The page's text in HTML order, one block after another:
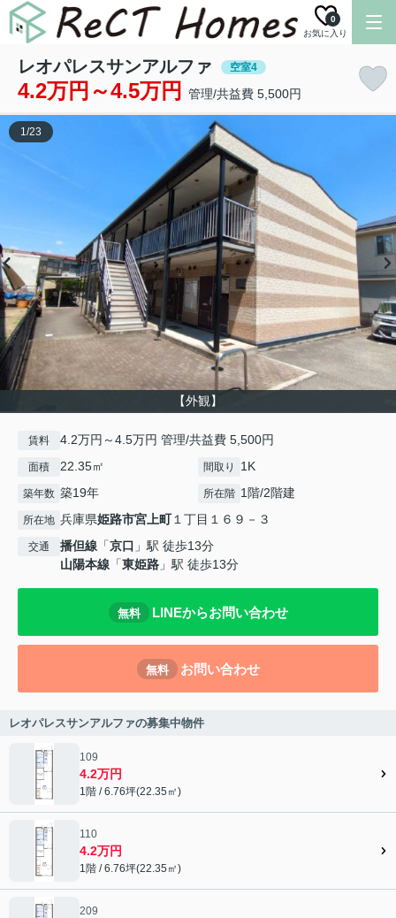
お気に入り
0
レオパレスサンアルファ 空室4
4.2万円～4.5万円 管理/共益費 5,500円
【外観】
1/23
賃料 4.2万円～4.5万円 管理/共益費 5,500円
面積 22.35㎡ 間取り 1K
築年数 築19年 所在階 1階/2階建
所在地 兵庫県姫路市宮上町１丁目１６９－３
交通 播但線 「京口 」駅 徒歩13分
山陽本線 「東姫路 」駅 徒歩13分
無料 LINEからお問い合わせ
無料 お問い合わせ
レオパレスサンアルファの募集中物件
109
4.2万円
1階 / 6.76坪(22.35㎡)
110
4.2万円
1階 / 6.76坪(22.35㎡)
209